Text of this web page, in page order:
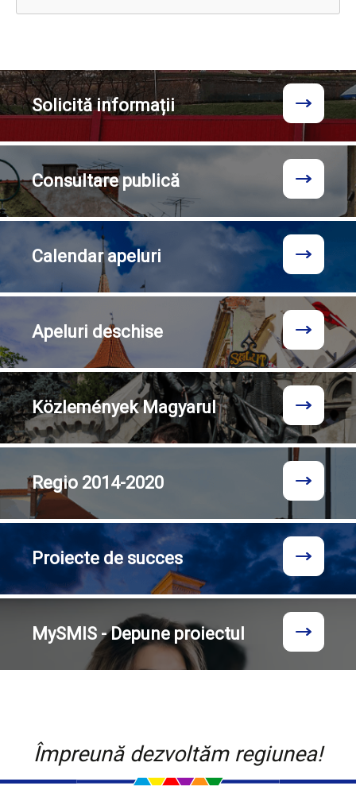
Solicităinformații
Consultarepublică
Calendarapeluri
Apeluri deschise
KözleményekMagyarul
Regio 2014-2020
Proiecte de succes
MySMIS - Depune proiectul
Împreună dezvoltăm regiunea!